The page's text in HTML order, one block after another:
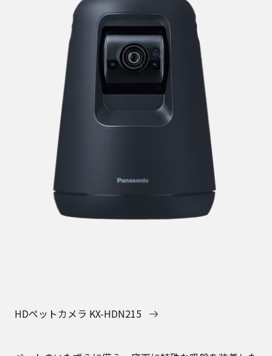
HDペットカメラ KX-HDN215